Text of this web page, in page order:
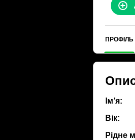
ПРОФІЛЬ
Ім’я:
Вік:
Рідне